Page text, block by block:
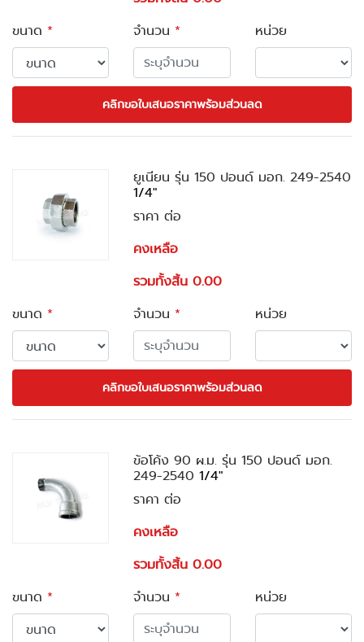
ขนาด * จำนวน * หน่วย
คลิกขอใบเสนอราคาพร้อมส่วนลด
ยูเนียน รุ่น 150 ปอนด์ มอก. 249-2540
1/4"
ราคา ต่อ
คงเหลือ
รวมทั้งสิ้น 0.00
ขนาด * จำนวน * หน่วย
คลิกขอใบเสนอราคาพร้อมส่วนลด
ข้อโค้ง 90 ผ.ม. รุ่น 150 ปอนด์ มอก.
249-25401/4"
ราคา ต่อ
คงเหลือ
รวมทั้งสิ้น 0.00
ขนาด * จำนวน * หน่วย